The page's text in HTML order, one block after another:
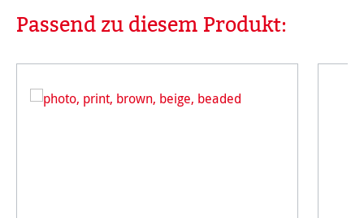
Produktgalerie überspringen
Passend zu diesem Produkt: